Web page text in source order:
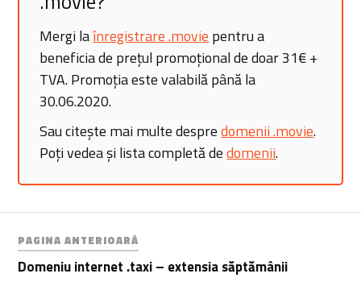
Mergi laînregistrare .movie pentru a
beneficia de prețul promoțional de doar 31€ +
TVA. Promoția este valabilă până la
30.06.2020.
Sau citește mai multe despredomenii .movie.
Poți vedea și lista completă dedomenii.
PAGINA ANTERIOARĂ
Domeniu internet .taxi – extensia săptămânii